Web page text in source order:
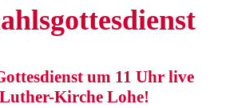
um 11 Uhr live
Kir­che Lohe!